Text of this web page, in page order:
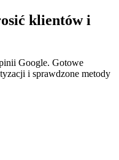
klientów i
Google. Gotowe
i sprawdzone metody